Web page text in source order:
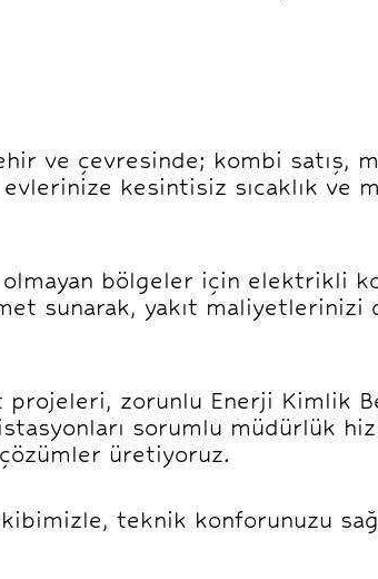
ve çevresinde; kombi satış,
kesintisiz sıcaklık ve
bölgeler için elektrikli
sunarak, yakıt maliyetlerinizi
projeleri, zorunlu Enerji Kimlik
sorumlu müdürlük
üretiyoruz.
teknik konforunuzu